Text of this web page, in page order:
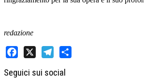
redazione
Seguici sui social